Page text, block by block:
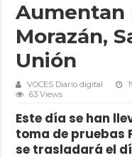
Aumentan
Morazán,
Unión
VOCES Diario digital
63 Views
Este día se han
toma de pruebas
se trasladará el